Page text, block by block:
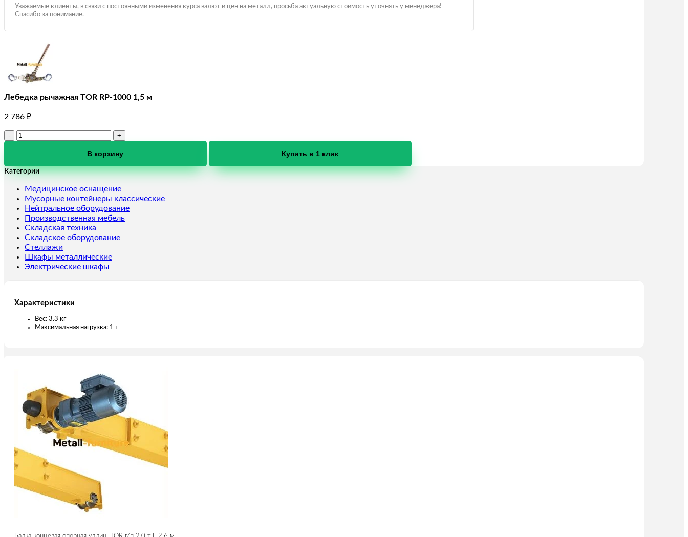
Уважаемые клиенты, в связи с постоянными изменения курса валют и цен на металл, просьба актуальную стоимость уточнять у менеджера!
Спасибо за понимание.
Лебедка рычажная TOR RP-1000 1,5 м
2 786 ₽
Количество
TOR
1000
1,5
м
В корзину Купить в 1 клик
Категории
Медицинское оснащение
Мусорные контейнеры классические
Нейтральное оборудование
Производственная мебель
Складская техника
Складское оборудование
Стеллажи
Шкафы металлические
Электрические шкафы
Характеристики
Вес: 3.3 кг
Максимальная нагрузка: 1 т